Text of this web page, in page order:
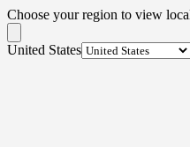
Choose your region to view
United States